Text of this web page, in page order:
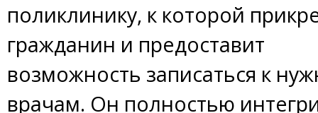
поликлинику, к которой
гражданин и предоставит
возможность записаться к
врачам. Он полностью